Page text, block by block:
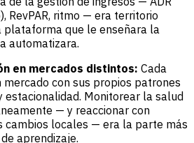
RevPAR, ritmo — era territorio
plataforma que le enseñara la
automatizara.
en mercados distintos: Cada
con sus propios patrones
estacionalidad. Monitorear la salud
— y reaccionar con
cambios locales — era la parte más
aprendizaje.